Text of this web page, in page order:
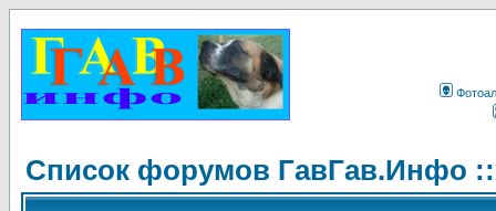
Список форумов ГавГав.Инфо